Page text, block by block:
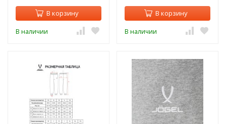
В корзину
В наличии
В корзину
В наличии